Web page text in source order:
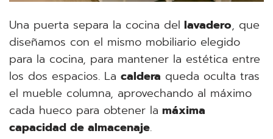
Una puerta separa la cocina del lavadero, que
diseñamos con el mismo mobiliario elegido
para la cocina, para mantener la estética entre
los dos espacios. La caldera queda oculta tras
el mueble columna, aprovechando al máximo
cada hueco para obtener la máxima
capacidad de almacenaje.